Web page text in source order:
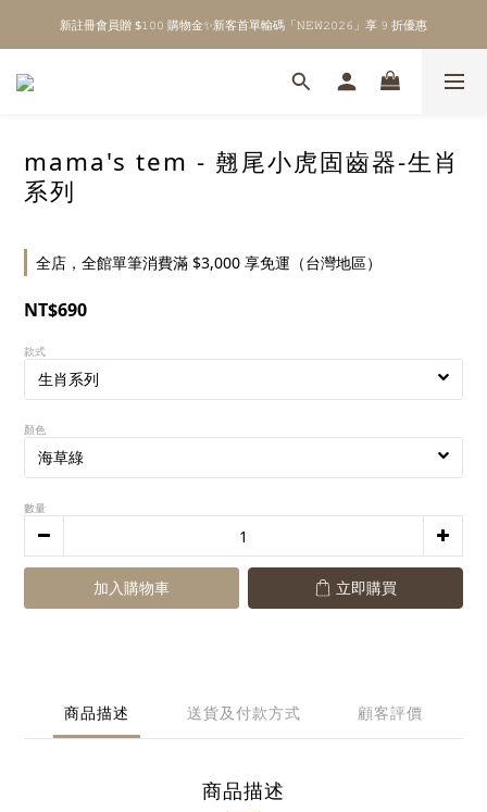
\ Welcome to 𝙻𝚒𝚝𝚝𝚕𝚎 𝙼𝚒𝚕𝚔𝚢 𝚆𝚊𝚢  ✨ For the Little Ones. /
新註冊會員贈 $𝟷𝟶𝟶 購物金✨新客首單輸碼「𝙽𝙴𝚆𝟸𝟶𝟸𝟼」享 𝟿 折優惠
全館單筆消費滿 $𝟹𝟶𝟶𝟶 即享免運 ⸝⁺ ✧ 台灣地區限定
mama's tem - 翹尾小虎固齒器-生肖
系列
全店，全館單筆消費滿 $3,000 享免運（台灣地區）
NT$690
款式
顏色
數量
加入購物車 立即購買
商品描述 送貨及付款方式 顧客評價
商品描述